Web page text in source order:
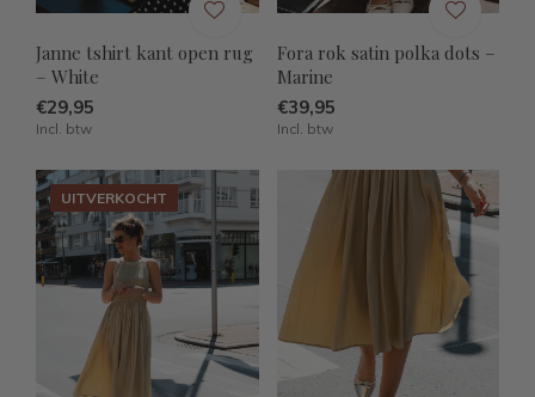
Janne tshirt kant open rug
– White
€29,95
Incl. btw
Fora rok satin polka dots –
Marine
€39,95
Incl. btw
UITVERKOCHT